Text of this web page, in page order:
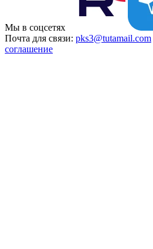
Мы в соцсетях
Почта для связи: pks3@tutamail.com
соглашение